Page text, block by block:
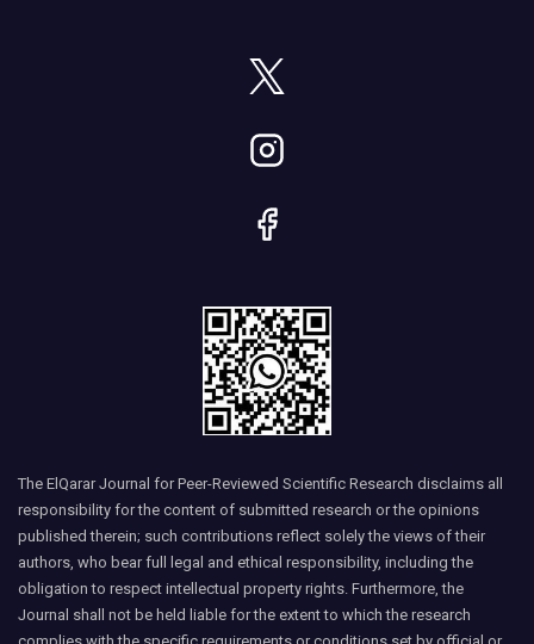
The ElQarar Journal for Peer-Reviewed Scientific Research disclaims all
responsibility for the content of submitted research or the opinions
published therein; such contributions reflect solely the views of their
authors, who bear full legal and ethical responsibility, including the
obligation to respect intellectual property rights. Furthermore, the
Journal shall not be held liable for the extent to which the research
complies with the specific requirements or conditions set by official or